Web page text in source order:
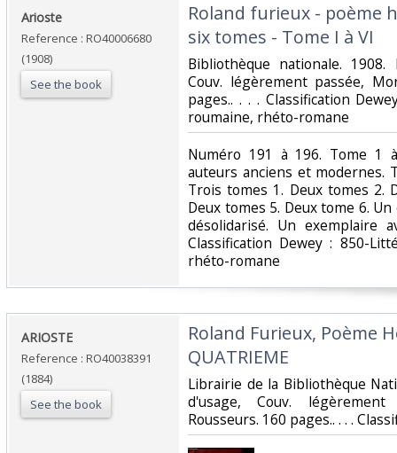
‎Arioste‎
Reference : RO40006680
(1908)
See the book
‎Roland furieux - poème
six tomes - Tome I à VI‎
‎Bibliothèque nationale.
Couv. légèrement passée,
pages.. . . . Classification
roumaine, rhéto-romane‎
‎Numéro 191 à 196. Tome 1
auteurs anciens et modernes.
Trois tomes 1. Deux tomes 2.
Deux tomes 5. Deux tome 6.
désolidarisé. Un exemplaire
Classification Dewey : 850-
rhéto-romane‎
‎ARIOSTE‎
Reference : RO40038391
(1884)
See the book
‎Roland Furieux, Poème
QUATRIEME‎
‎Librairie de la Bibliothèque
d'usage, Couv.
Rousseurs. 160 pages.. . . .